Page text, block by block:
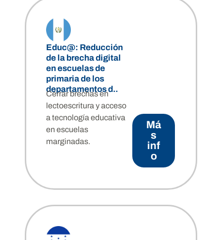
Educ@: Reducción
de la brecha digital
en escuelas de
primaria de los
departamentos d..
Cerrar brechas en
lectoescritura y acceso
a tecnología educativa
en escuelas
marginadas.
Má
s
inf
o